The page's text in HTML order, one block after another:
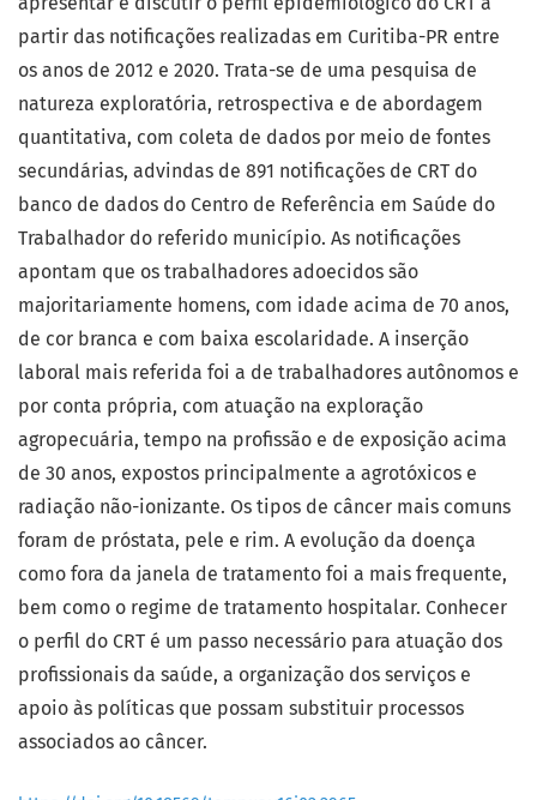
partir das notificações realizadas em Curitiba-PR entre
os anos de 2012 e 2020. Trata-se de uma pesquisa de
natureza exploratória, retrospectiva e de abordagem
quantitativa, com coleta de dados por meio de fontes
secundárias, advindas de 891 notificações de CRT do
banco de dados do Centro de Referência em Saúde do
Trabalhador do referido município. As notificações
apontam que os trabalhadores adoecidos são
majoritariamente homens, com idade acima de 70 anos,
de cor branca e com baixa escolaridade. A inserção
laboral mais referida foi a de trabalhadores autônomos e
por conta própria, com atuação na exploração
agropecuária, tempo na profissão e de exposição acima
de 30 anos, expostos principalmente a agrotóxicos e
radiação não-ionizante. Os tipos de câncer mais comuns
foram de próstata, pele e rim. A evolução da doença
como fora da janela de tratamento foi a mais frequente,
bem como o regime de tratamento hospitalar. Conhecer
o perfil do CRT é um passo necessário para atuação dos
profissionais da saúde, a organização dos serviços e
apoio às políticas que possam substituir processos
associados ao câncer.